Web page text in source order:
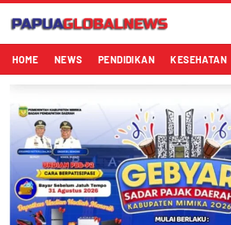
Papuaglobalnews.com
Menulis Fakta dengan Hati Bening
HOME NEWS PENDIDIKAN KESEHATAN